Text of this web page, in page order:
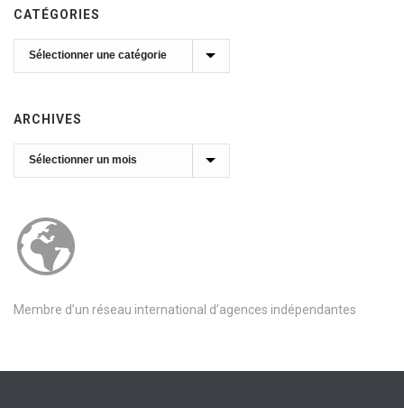
CATÉGORIES
Catégories
ARCHIVES
Archives
Membre d’un réseau international d’agences indépendantes